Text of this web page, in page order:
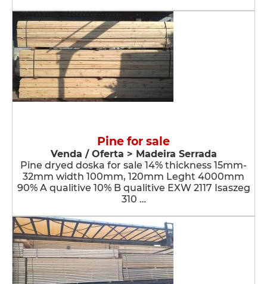
Pine for sale
Venda / Oferta > Madeira Serrada
Pine dryed doska for sale 14% thickness 15mm-
32mm width 100mm, 120mm Leght 4000mm
90% A qualitive 10% B qualitive EXW 2117 Isaszeg
310 …